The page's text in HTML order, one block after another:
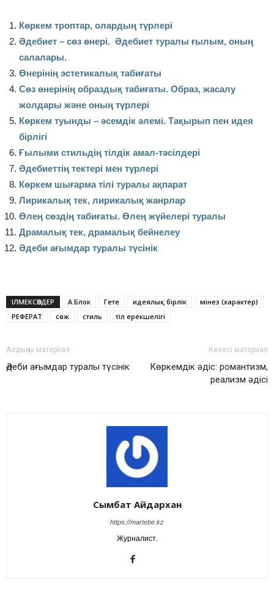
Көркем троптар, олардың түрлері
Әдебиет – сөз өнері. Әдебиет туралы ғылым, оның
салалары.
Өнерінің эстетикалық табиғаты
Сөз өнерінің образдық табиғаты. Образ, жасалу
жолдары және оның түрлері
Көркем туынды – әсемдік әлемі. Тақырып пен идея
бірлігі
Ғылыми стильдің тілдік амал-тәсілдері
Әдебиеттің тектері мен түрлері
Көркем шығарма тілі туралы ақпарат
Лирикалық тек, лирикалық жанрлар
Өлең сөздің табиғаты. Өлең жүйелері туралы
Драмалық тек, драмалық бейнелеу
Әдеби ағымдар туралы түсінік
ІЛМЕКСӨЗДЕР А.Блок Гете идеялық бірлік
мінез (характер)
РЕФЕРАТ
сөж стиль тіл ерекшелігі
Алдыңғы материал
Әдеби ағымдар туралы түсінік
Келесі материал
Көркемдік әдіс: романтизм,
реализм әдісі
Сымбат Айдархан
https://martebe.kz
Журналист.